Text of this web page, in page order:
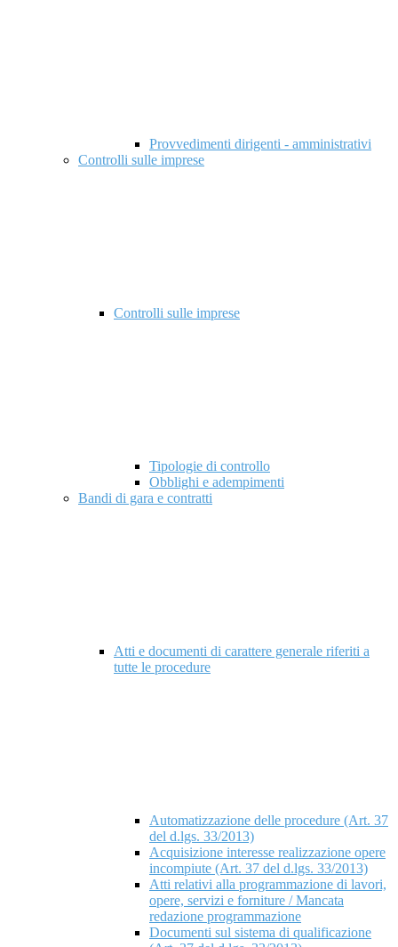
Provvedimenti dirigenti - amministrativi
Controlli sulle imprese
Controlli sulle imprese
Tipologie di controllo
Obblighi e adempimenti
Bandi di gara e contratti
Atti e documenti di carattere generale riferiti a
tutte le procedure
Automatizzazione delle procedure (Art. 37
del d.lgs. 33/2013)
Acquisizione interesse realizzazione opere
incompiute (Art. 37 del d.lgs. 33/2013)
Atti relativi alla programmazione di lavori,
opere, servizi e forniture / Mancata
redazione programmazione
Documenti sul sistema di qualificazione